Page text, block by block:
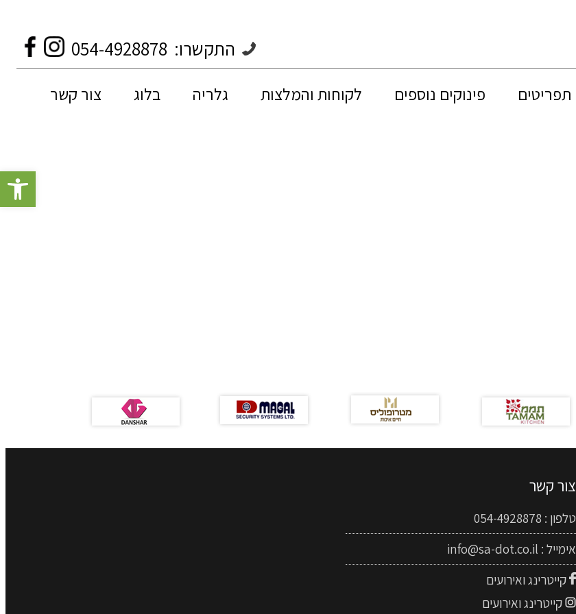
פתח
התקשרו: 054-4928878
תפריטים פינוקים נוספים לקוחות והמלצות גלריה בלוג צור קשר
צור קשר
טלפון : 054-4928878
אימייל : info@sa-dot.co.il
קייטרינג ואירועים
קייטרינג ואירועים